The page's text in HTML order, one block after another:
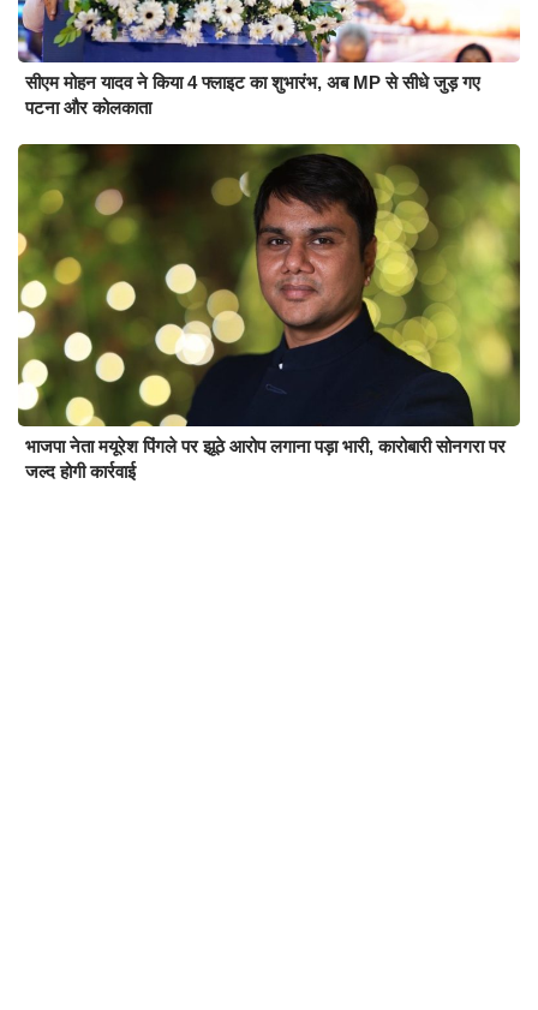
सीएम मोहन यादव ने किया 4 फ्लाइट का शुभारंभ, अब MP से सीधे जुड़ गए
पटना और कोलकाता
भाजपा नेता मयूरेश पिंगले पर झूठे आरोप लगाना पड़ा भारी, कारोबारी सोनगरा पर
जल्द होगी कार्रवाई